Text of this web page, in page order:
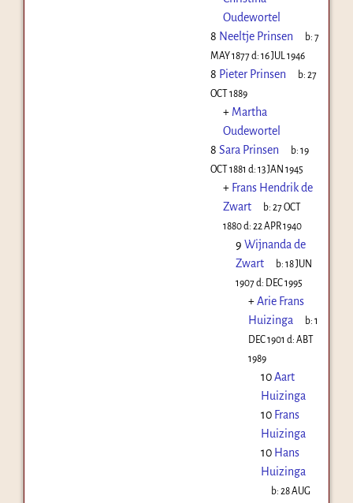
Oudewortel
8 Neeltje Prinsen b:7
MAY 1877d: 16 JUL 1946
8 Pieter Prinsen b:27
OCT 1889
+ Martha
Oudewortel
8 Sara Prinsen b:19
OCT 1881 d: 13 JAN 1945
+ Frans Hendrik de
Zwart
b:27 OCT
1880d: 22 APR 1940
9 Wijnanda de
Zwart
b:18 JUN
1907d: DEC 1995
+Arie Frans
Huizinga
b:1
DEC 1901 d: ABT
1989
10Aart
Huizinga
10 Frans
Huizinga
10 Hans
Huizinga
b:28 AUG